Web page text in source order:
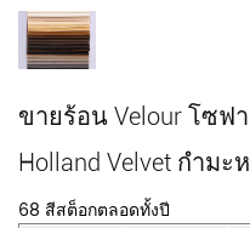
ขายร้อน Velour โซฟ
Holland Velvet กำมะ
68 สีสต็อกตลอดทั้งปี